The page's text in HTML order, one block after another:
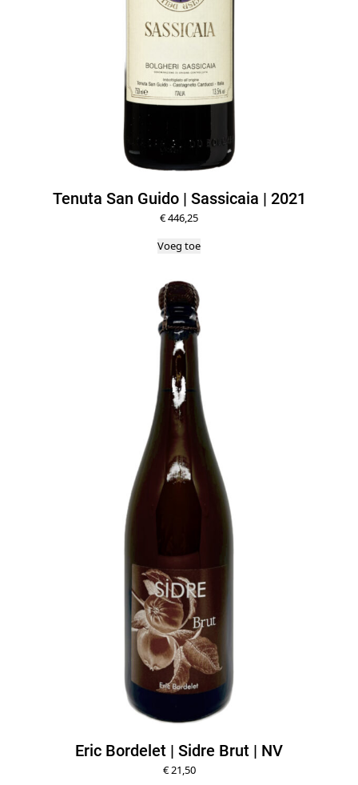
Tenuta San Guido | Sassicaia | 2021
€446,25
Voeg toe
Eric Bordelet | Sidre Brut | NV
€21,50